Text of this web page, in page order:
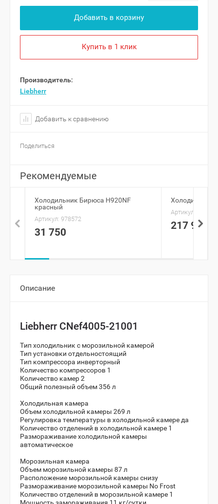
Добавить в корзину
Купить в 1 клик
Производитель:
Liebherr
Добавить к сравнению
Поделиться
Рекомендуемые
Холодильник Бирюса H920NF
красный
Артикул: 978572
31 750
Холодильник
Артикул:
217 990
Описание
Liebherr CNef4005-21001
Тип холодильник с морозильной камерой
Тип установки отдельностоящий
Тип компрессора инверторный
Количество компрессоров 1
Количество камер 2
Общий полезный объем 356 л
Холодильная камера
Объем холодильной камеры 269 л
Регулировка температуры в холодильной камере да
Количество отделений в холодильной камере 1
Размораживание холодильной камеры
автоматическое
Морозильная камера
Объем морозильной камеры 87 л
Расположение морозильной камеры снизу
Размораживание морозильной камеры No Frost
Количество отделений в морозильной камере 1